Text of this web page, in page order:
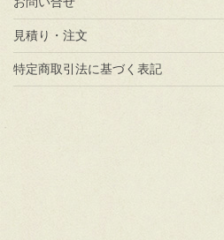
見積り・注文
特定商取引法に基づく表記